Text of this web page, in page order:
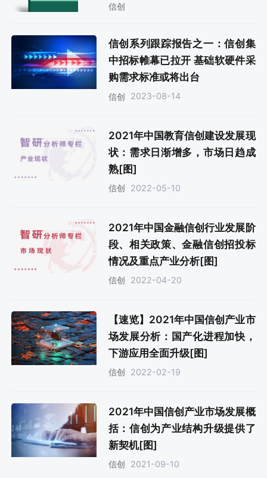
信创
信创系列跟踪报告之一：信创集
中招标帷幕已拉开 基础软硬件采
购需求标准或将出台
信创 2023-08-14
2021年中国教育信创建设发展现
状：需求日渐增多，市场日趋成
熟[图]
信创 2022-05-10
2021年中国金融信创行业发展阶
段、相关政策、金融信创招投标
情况及重点产业分析[图]
信创 2022-04-20
【速览】2021年中国信创产业市
场发展分析：国产化进程加快，
下游应用全面升级[图]
信创 2022-02-19
2021年中国信创产业市场发展概
括：信创为产业结构升级提供了
新契机[图]
信创 2021-09-10